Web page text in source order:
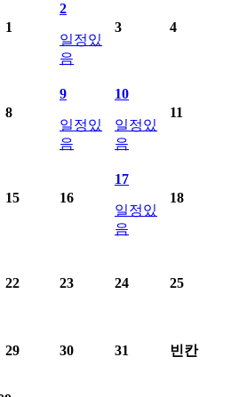
1
2
일정있
음
3 4
8
9
일정있
음
10
일정있
음
11
15 16
17
일정있
음
18
22 23 24 25
29 30 31 빈칸